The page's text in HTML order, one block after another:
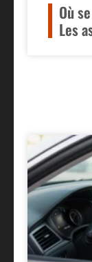
Où
Les